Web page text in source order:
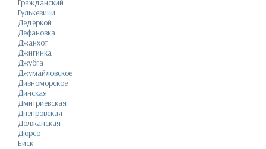
Гражданский
Гулькевичи
Дедеркой
Дефановка
Джанхот
Джигинка
Джубга
Джумайловское
Дивноморское
Динская
Дмитриевская
Днепровская
Должанская
Дюрсо
Ейск